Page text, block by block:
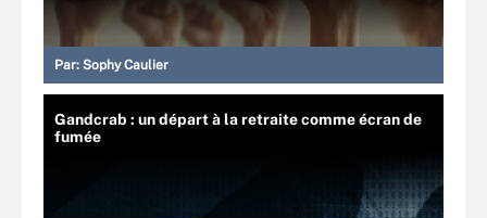
Par: Sophy Caulier
Gandcrab : un départ à la retraite comme écran de
fumée